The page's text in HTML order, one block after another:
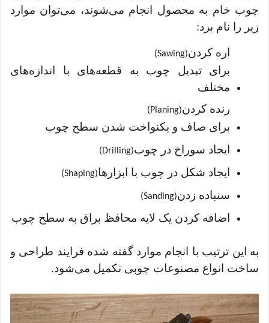
چوب خام به محصول انجام می‌شوند، می‌توان موارد
زیر را نام برد:
اره کردن(Sawing)
برای تبدیل چوب به قطعه‌های با اندازه‌های
مختلف
رنده کردن(Planing)
برای صاف و یکنواخت شدن سطح چوب
ایجاد سوراخ در چوب(Drilling)
ایجاد شکل در چوب با ابزارها(Shaping)
سنباده زدن(Sanding)
اضافه کردن یک لایه محافظ براق به سطح چوب
به این ترتیب با انجام موارد گفته شده فرایند طراحی و
ساخت انواع مصنوعات چوبی تکمیل می‌شود.